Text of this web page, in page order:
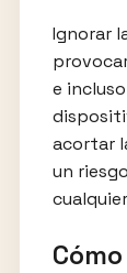
Ignorar
e
acortar
un